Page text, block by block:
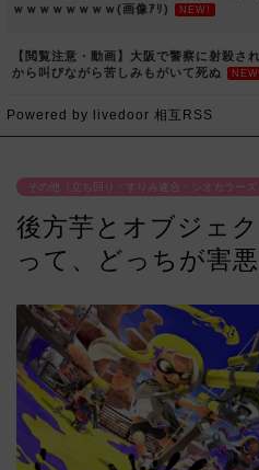
ｗｗｗｗｗｗｗｗ(画像ｱﾘ)
NEW!
【閲覧注意・動画】大阪で警察に射殺
から叫びながら苦しみもがいて死ぬ
Powered by livedoor 相互RSS
その他（立ち回り・すりみ連合・シオカラー
後方芋とオブジェ
って、どっちが害悪